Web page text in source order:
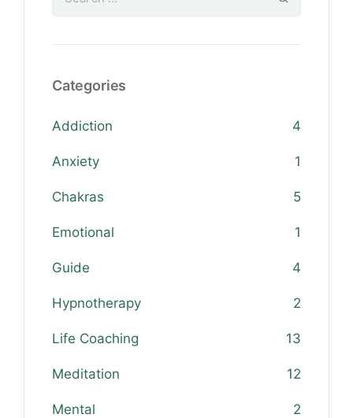
Categories
Addiction 4
Anxiety 1
Chakras 5
Emotional 1
Guide 4
Hypnotherapy 2
Life Coaching 13
Meditation 12
Mental 2